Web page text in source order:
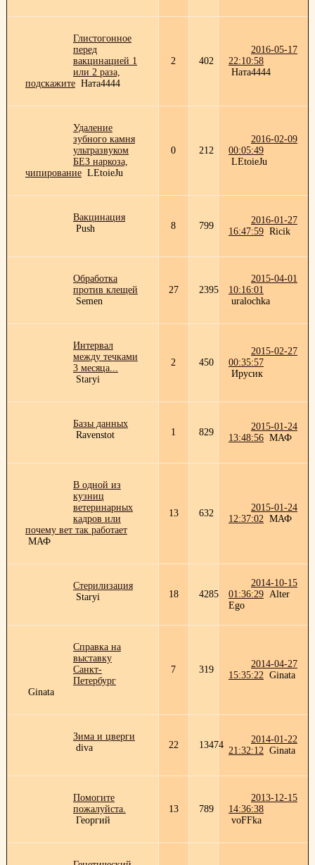
Глистогонное
перед
вакцинацией 1
или 2 раза,
подскажите Ната4444
2 402
2016-05-17
22:10:58
Ната4444
Удаление
зубного камня
ультразвуком
БЕЗ наркоза,
чипирование LEtoieJu
0 212
2016-02-09
00:05:49
LEtoieJu
Вакцинация
Push
8 799
2016-01-27
16:47:59 Ricik
Обработка
против клещей
Semen
27 2395
2015-04-01
10:16:01
uralochka
Интервал
между течками
3 месяца...
Staryi
2 450
2015-02-27
00:35:57
Ирусик
Базы данных
Ravenstot
1 829
2015-01-24
13:48:56 МАФ
В одной из
кузниц
ветеринарных
кадров или
почему вет так работает
МАФ
13 632
2015-01-24
12:37:02 МАФ
Стерилизация
Staryi
18 4285
2014-10-15
01:36:29 Alter
Ego
Справка на
выставку
Санкт-
Петербург
Ginata
7 319
2014-04-27
15:35:22 Ginata
Зима и цверги
diva
22 13474
2014-01-22
21:32:12 Ginata
Помогите
пожалуйста.
Георгий
13 789
2013-12-15
14:36:38
voFFka